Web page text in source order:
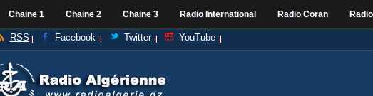
Chaine 1 Chaine 2 Chaine 3 Radio International Radio Coran
RSS Facebook Twitter YouTube